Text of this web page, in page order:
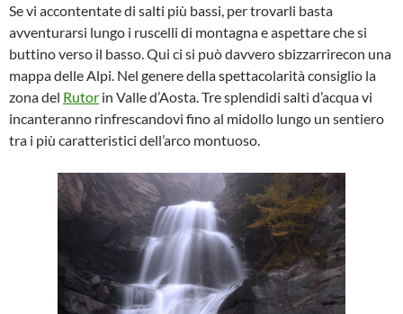
Se vi accontentate di salti più bassi, per trovarli basta
avventurarsi lungo i ruscelli di montagna e aspettare che si
buttino verso il basso. Qui ci si può davvero sbizzarrirecon una
mappa delle Alpi. Nel genere della spettacolarità consiglio la
zona del Rutor in Valle d’Aosta. Tre splendidi salti d’acqua vi
incanteranno rinfrescandovi fino al midollo lungo un sentiero
tra i più caratteristici dell’arco montuoso.